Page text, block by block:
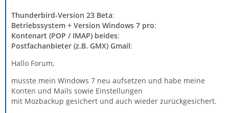
Thunderbird-Version 23 Beta:
Betriebssystem + Version Windows 7 pro:
Kontenart (POP / IMAP) beides:
Postfachanbieter (z.B. GMX) Gmail:
Hallo Forum,
musste mein Windows 7 neu aufsetzen und habe meine
Konten und Mails sowie Einstellungen
mit Mozbackup gesichert und auch wieder zurückgesichert.